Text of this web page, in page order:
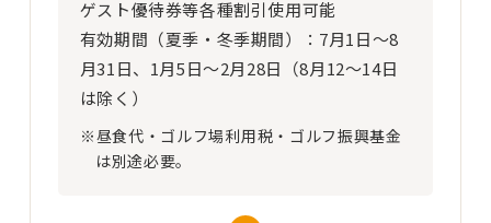
ゲスト優待券等各種割引使用可能
有効期間（夏季・冬季期間）：7月1日～8
月31日、1月5日～2月28日（8月12〜14日
は除く）
※昼食代・ゴルフ場利用税・ゴルフ振興基金
は別途必要。